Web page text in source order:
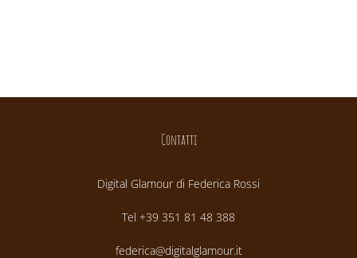
Contatti
Digital Glamour di Federica Rossi
Tel +39 351 81 48 388
federica@digitalglamour.it